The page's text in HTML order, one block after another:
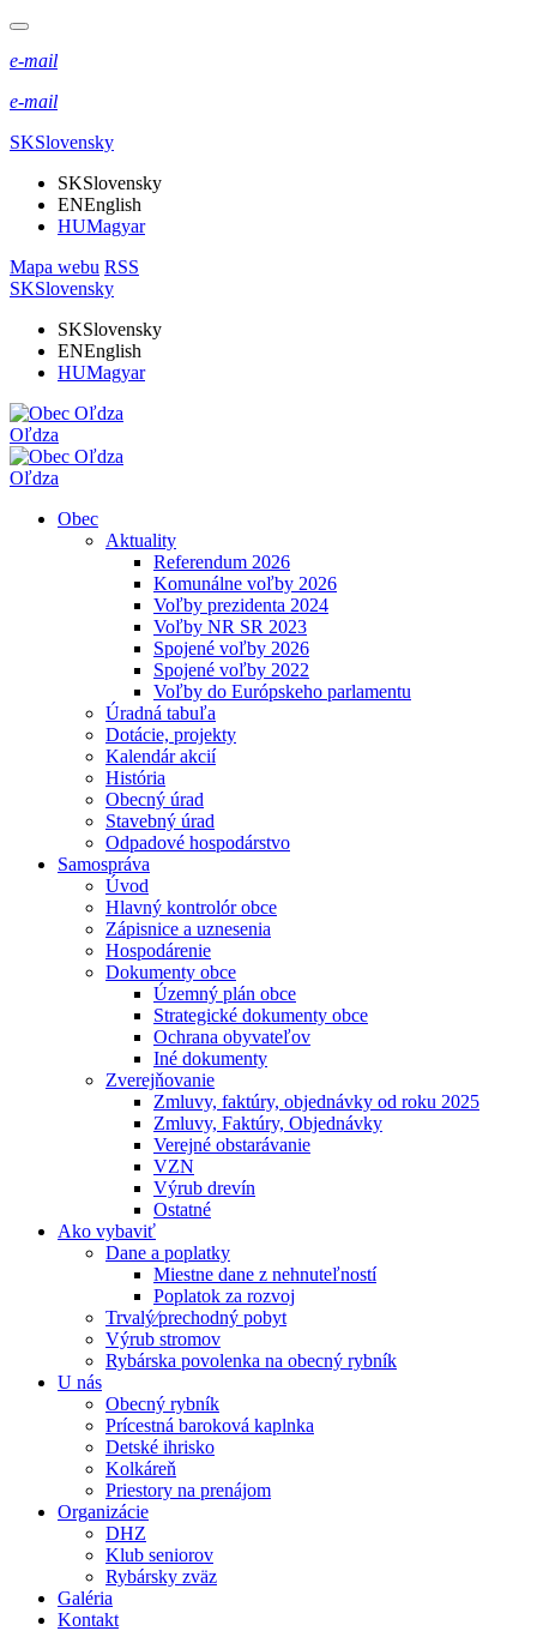
e-mail
e-mail
SKSlovensky
SKSlovensky
ENEnglish
HUMagyar
Mapa webu RSS
SKSlovensky
SKSlovensky
ENEnglish
HUMagyar
Oľdza
Oľdza
Obec
Aktuality
Referendum 2026
Komunálne voľby 2026
Voľby prezidenta 2024
Voľby NR SR 2023
Spojené voľby 2026
Spojené voľby 2022
Voľby do Európskeho parlamentu
Úradná tabuľa
Dotácie, projekty
Kalendár akcií
História
Obecný úrad
Stavebný úrad
Odpadové hospodárstvo
Samospráva
Úvod
Hlavný kontrolór obce
Zápisnice a uznesenia
Hospodárenie
Dokumenty obce
Územný plán obce
Strategické dokumenty obce
Ochrana obyvateľov
Iné dokumenty
Zverejňovanie
Zmluvy, faktúry, objednávky od roku 2025
Zmluvy, Faktúry, Objednávky
Verejné obstarávanie
VZN
Výrub drevín
Ostatné
Ako vybaviť
Dane a poplatky
Miestne dane z nehnuteľností
Poplatok za rozvoj
Trvalý⁄prechodný pobyt
Výrub stromov
Rybárska povolenka na obecný rybník
U nás
Obecný rybník
Prícestná baroková kaplnka
Detské ihrisko
Kolkáreň
Priestory na prenájom
Organizácie
DHZ
Klub seniorov
Rybársky zväz
Galéria
Kontakt